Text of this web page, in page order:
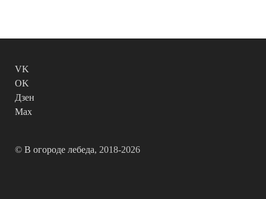
VK
OK
Дзен
Max
© В огороде лебеда, 2018-2026